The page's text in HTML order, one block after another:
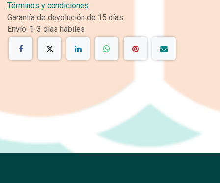
Términos y condiciones
Garantía de devolución de 15 días
Envío: 1-3 días hábiles